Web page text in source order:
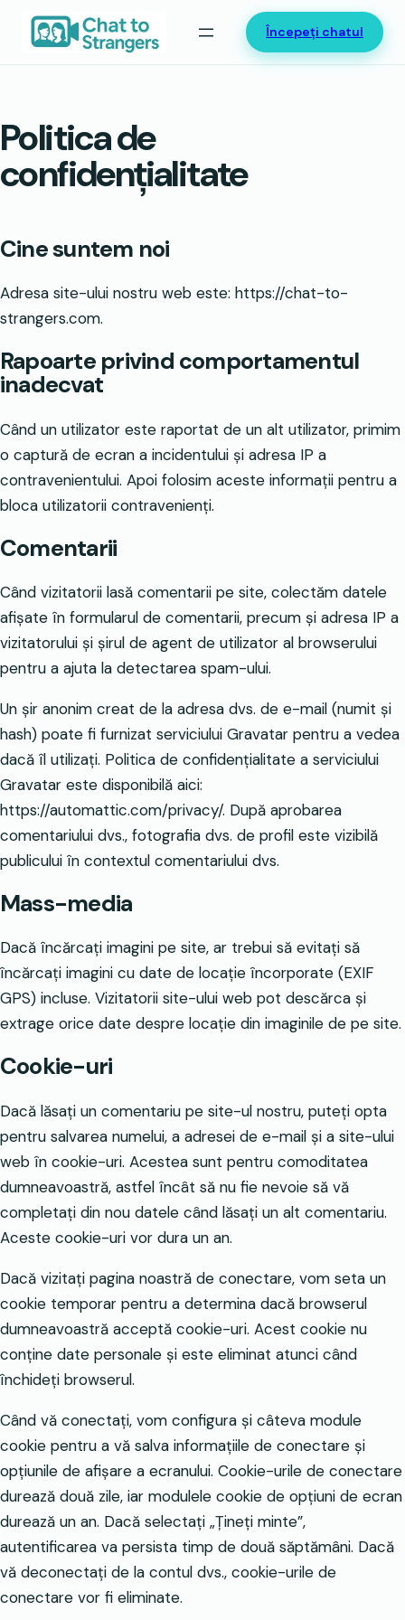
Începeți chatul
Politica de
confidențialitate
Cine suntem noi
Adresa site-ului nostru web este: https://chat-to-
strangers.com.
Rapoarte privind comportamentul
inadecvat
Când un utilizator este raportat de un alt utilizator, primim
o captură de ecran a incidentului și adresa IP a
contravenientului. Apoi folosim aceste informații pentru a
bloca utilizatorii contravenienți.
Comentarii
Când vizitatorii lasă comentarii pe site, colectăm datele
afișate în formularul de comentarii, precum și adresa IP a
vizitatorului și șirul de agent de utilizator al browserului
pentru a ajuta la detectarea spam-ului.
Un șir anonim creat de la adresa dvs. de e-mail (numit și
hash) poate fi furnizat serviciului Gravatar pentru a vedea
dacă îl utilizați. Politica de confidențialitate a serviciului
Gravatar este disponibilă aici:
https://automattic.com/privacy/. După aprobarea
comentariului dvs., fotografia dvs. de profil este vizibilă
publicului în contextul comentariului dvs.
Mass-media
Dacă încărcați imagini pe site, ar trebui să evitați să
încărcați imagini cu date de locație încorporate (EXIF
GPS) incluse. Vizitatorii site-ului web pot descărca și
extrage orice date despre locație din imaginile de pe site.
Cookie-uri
Dacă lăsați un comentariu pe site-ul nostru, puteți opta
pentru salvarea numelui, a adresei de e-mail și a site-ului
web în cookie-uri. Acestea sunt pentru comoditatea
dumneavoastră, astfel încât să nu fie nevoie să vă
completați din nou datele când lăsați un alt comentariu.
Aceste cookie-uri vor dura un an.
Dacă vizitați pagina noastră de conectare, vom seta un
cookie temporar pentru a determina dacă browserul
dumneavoastră acceptă cookie-uri. Acest cookie nu
conține date personale și este eliminat atunci când
închideți browserul.
Când vă conectați, vom configura și câteva module
cookie pentru a vă salva informațiile de conectare și
opțiunile de afișare a ecranului. Cookie-urile de conectare
durează două zile, iar modulele cookie de opțiuni de ecran
durează un an. Dacă selectați „Țineți minte”,
autentificarea va persista timp de două săptămâni. Dacă
vă deconectați de la contul dvs., cookie-urile de
conectare vor fi eliminate.